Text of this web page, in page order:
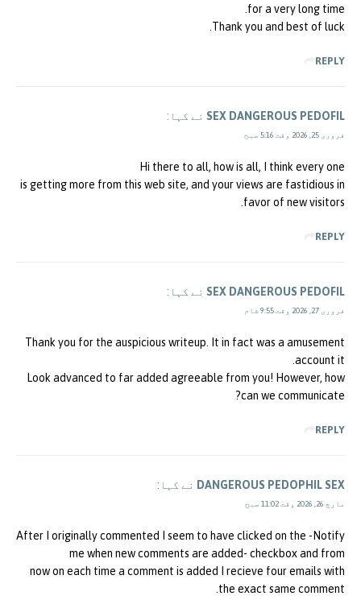
for a very long time.
Thank you and best of luck.
REPLY
SEX DANGEROUS PEDOFIL نے کہا:
فروری 25, 2026 وقت 5:16 صبح
Hi there to all, how is all, I think every one
is getting more from this web site, and your views are fastidious in
favor of new visitors.
REPLY
SEX DANGEROUS PEDOFIL نے کہا:
فروری 27, 2026 وقت 9:55 شام
Thank you for the auspicious writeup. It in fact was a amusement
account it.
Look advanced to far added agreeable from you! However, how
can we communicate?
REPLY
DANGEROUS PEDOPHIL SEX نے کہا:
مارچ 26, 2026 وقت 11:02 صبح
After I originally commented I seem to have clicked on the -Notify
me when new comments are added- checkbox and from
now on each time a comment is added I recieve four emails with
the exact same comment.